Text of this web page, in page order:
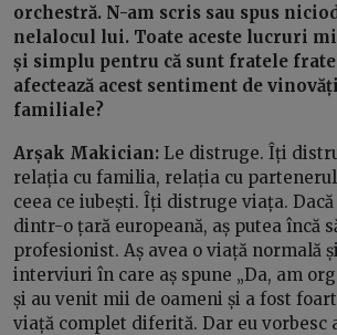
orchestră. N-am scris sau spus
nelalocul lui. Toate aceste lucruri
și simplu pentru că sunt fratele
afectează acest sentiment de
familiale?
Arșak Makician: Le distruge. Îți
relația cu familia, relația cu
ceea ce iubești. Îți distruge viața.
dintr-o țară europeană, aș putea încă
profesionist. Aș avea o viață normală
interviuri în care aș spune „Da, am
și au venit mii de oameni și a fost
viață complet diferită. Dar eu vorbesc